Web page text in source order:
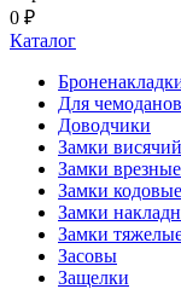
0 ₽
Каталог
Для чемоданов
Доводчики
Замки висячий
Замки врезные
Замки кодовые
Замки
Замки
Засовы
Защелки